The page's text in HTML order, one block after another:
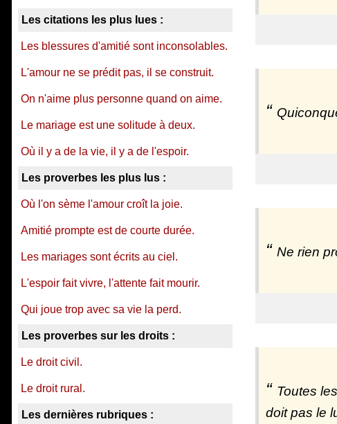
Ne rien
Toutes
doit pas le
Les citations les plus lues :
Les blessures d'amitié sont inconsolables.
L'amour ne se prédit pas, il se construit.
On n'aime plus personne quand on aime.
Le mariage est une solitude à deux.
Où il y a de la vie, il y a de l'espoir.
Les proverbes les plus lus :
Où l'on sème l'amour croît la joie.
Amitié prompte est de courte durée.
Les mariages sont écrits au ciel.
L'espoir fait vivre, l'attente fait mourir.
Qui joue trop avec sa vie la perd.
Les proverbes sur les droits :
Le droit civil.
Le droit rural.
Les dernières rubriques :